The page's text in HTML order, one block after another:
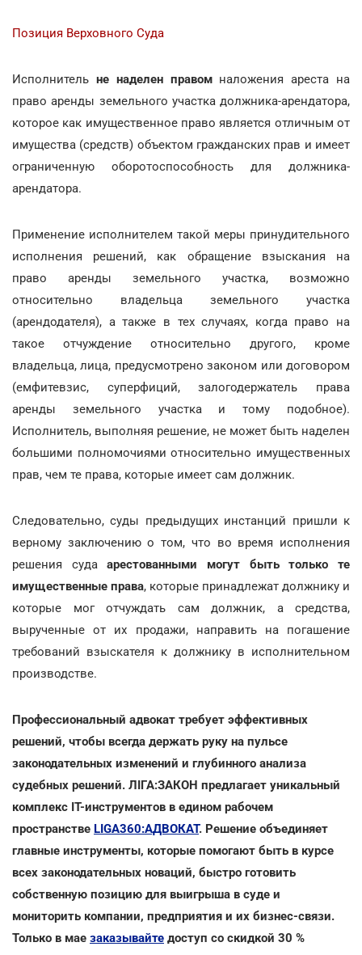
Позиция Верховного Суда
Исполнитель не наделен правом наложения ареста на
право аренды земельного участка должника-арендатора,
которое как имущественное право является отличным от
имущества (средств) объектом гражданских прав и имеет
ограниченную оборотоспособность для должника-
арендатора.
Применение исполнителем такой меры принудительного
исполнения решений, как обращение взыскания на
право аренды земельного участка, возможно
относительно владельца земельного участка
(арендодателя), а также в тех случаях, когда право на
такое отчуждение относительно другого, кроме
владельца, лица, предусмотрено законом или договором
(емфитевзис, суперфиций, залогодержатель права
аренды земельного участка и тому подобное).
Исполнитель, выполняя решение, не может быть наделен
большими полномочиями относительно имущественных
прав, чем те права, которые имеет сам должник.
Следовательно, суды предыдущих инстанций пришли к
верному заключению о том, что во время исполнения
решения судаарестованными могут быть только те
имущественные права, которые принадлежат должнику и
которые мог отчуждать сам должник, а средства,
вырученные от их продажи, направить на погашение
требований взыскателя к должнику в исполнительном
производстве.
Профессиональный адвокат требует эффективных
решений, чтобы всегда держать руку на пульсе
законодательных изменений и глубинного анализа
судебных решений. ЛІГА:ЗАКОН предлагает уникальный
комплекс IT-инструментов в едином рабочем
пространстве LIGA360:АДВОКАТ. Решение объединяет
главные инструменты, которые помогают быть в курсе
всех законодательных новаций, быстро готовить
собственную позицию для выигрыша в суде и
мониторить компании, предприятия и их бизнес-связи.
Только в мае заказывайте доступ со скидкой 30 %